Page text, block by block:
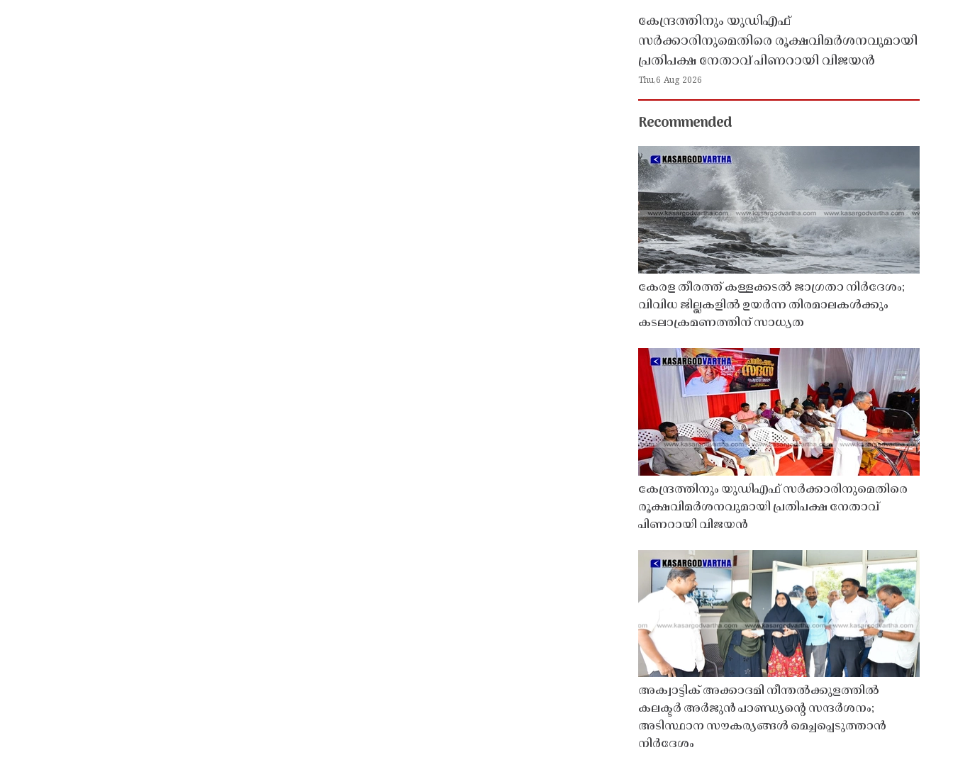
കേന്ദ്രത്തിനും യുഡിഎഫ്
സർക്കാരിനുമെതിരെ രൂക്ഷവിമർശനവുമായി
പ്രതിപക്ഷ നേതാവ് പിണറായി വിജയൻ
Thu,6 Aug 2026
Recommended
കേരള തീരത്ത് കള്ളക്കടൽ ജാഗ്രതാ നിർദേശം;
വിവിധ ജില്ലകളിൽ ഉയർന്ന തിരമാലകൾക്കും
കടലാക്രമണത്തിന് സാധ്യത
കേന്ദ്രത്തിനും യുഡിഎഫ് സർക്കാരിനുമെതിരെ
രൂക്ഷവിമർശനവുമായി പ്രതിപക്ഷ നേതാവ്
പിണറായി വിജയൻ
അക്വാട്ടിക് അക്കാദമി നീന്തൽക്കുളത്തിൽ
കലക്ടർ അർജുൻ പാണ്ഡ്യൻ്റെ സന്ദർശനം;
അടിസ്ഥാന സൗകര്യങ്ങൾ മെച്ചപ്പെടുത്താൻ
നിർദേശം